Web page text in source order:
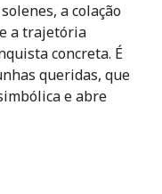
a colação
a trajetória
concreta. É
queridas, que
e abre